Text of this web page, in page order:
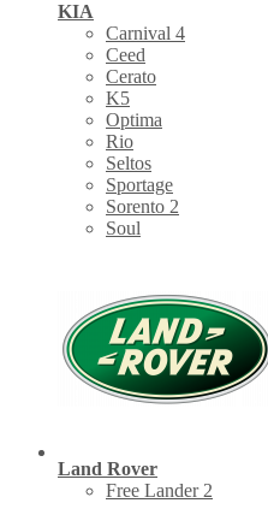
KIA
Carnival 4
Ceed
Cerato
K5
Optima
Rio
Seltos
Sportage
Sorento 2
Soul
Land Rover
Free Lander 2